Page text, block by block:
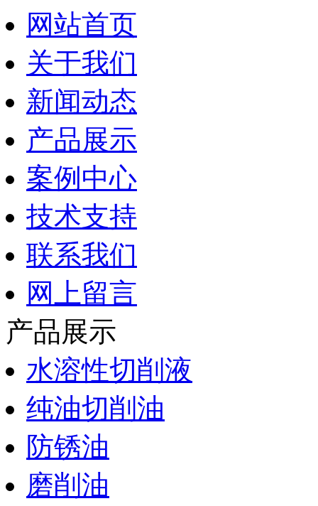
网站首页
关于我们
新闻动态
产品展示
案例中心
技术支持
联系我们
网上留言
产品展示
水溶性切削液
纯油切削油
防锈油
磨削油